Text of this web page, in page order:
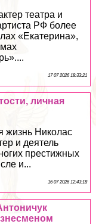
театра и
РФ более
«Екатерина»,
17 07 2026 18:33:21
личная
жизнь Николас
и деятель
престижных
и...
16 07 2026 12:43:18